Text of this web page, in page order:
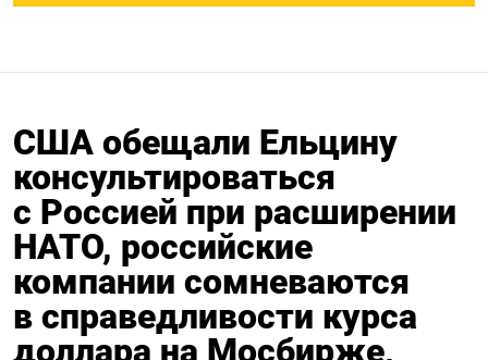
США обещали Ельцину
консультироваться
с Россией при расширении
НАТО, российские
компании сомневаются
в справедливости курса
доллара на Мосбирже,